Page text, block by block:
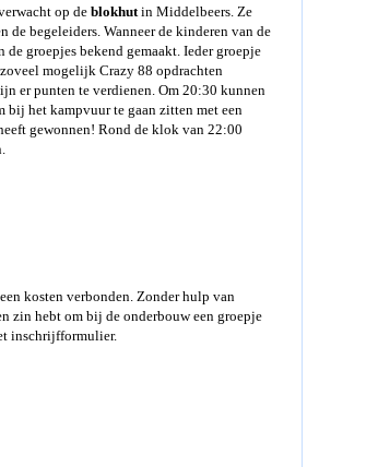
op de blokhutin Middelbeers. Ze
de begeleiders. Wanneer de kinderen van de
groepjes bekend gemaakt. Ieder groepje
mogelijk Crazy 88 opdrachten
er punten te verdienen. Om 20:30 kunnen
bij het kampvuur te gaan zitten met een
gewonnen! Rond de klok van 22:00
kosten verbonden. Zonder hulp van
zin hebt om bij de onderbouw een groepje
inschrijfformulier.